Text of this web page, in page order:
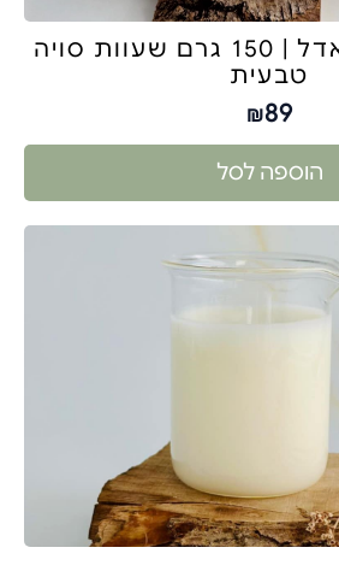
נר ריחני דגם אדל | 150 גרם שעוות סויה
טבעית
₪89
הוספה לסל